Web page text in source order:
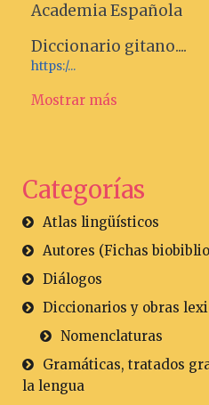
Academia Española
Diccionario gitano....
https:/...
Mostrar más
Categorías
Atlas lingüísticos
Autores (Fichas
Diálogos
Diccionarios y obras
Nomenclaturas
Gramáticas, tratados
la lengua